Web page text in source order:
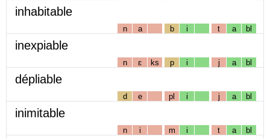
inhabitable
n a b i t a bl
inexpiable
n ɛ ks p i j a bl
dépliable
d e pl i j a bl
inimitable
n i m i t a bl